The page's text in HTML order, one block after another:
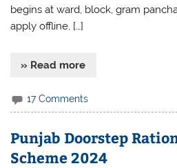
begins at ward, block, gram
apply offline, […]
» Read more
17 Comments
Punjab Doorstep
Scheme 2024